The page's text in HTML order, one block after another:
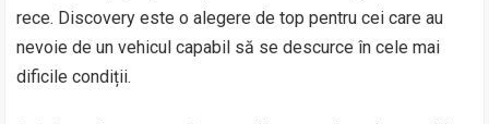
rece. Discovery este o alegere de top pentru cei care au
nevoie de un vehicul capabil să se descurce în cele mai
dificile condiții.